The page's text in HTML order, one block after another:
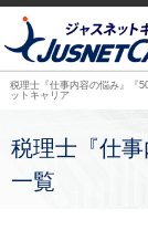
税理士『仕事内容の悩み』『
ットキャリア
税理士『仕
一覧